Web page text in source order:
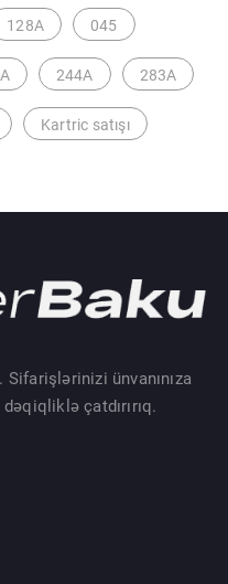
128A 045
244A 283A
Kartric satışı
Sifarişlərinizi ünvanınıza
çatdırırıq.